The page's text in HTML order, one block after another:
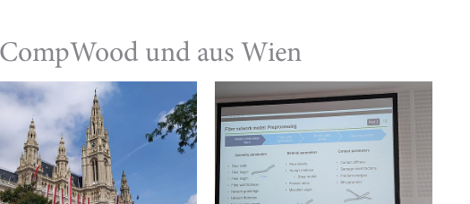
und aus Wien